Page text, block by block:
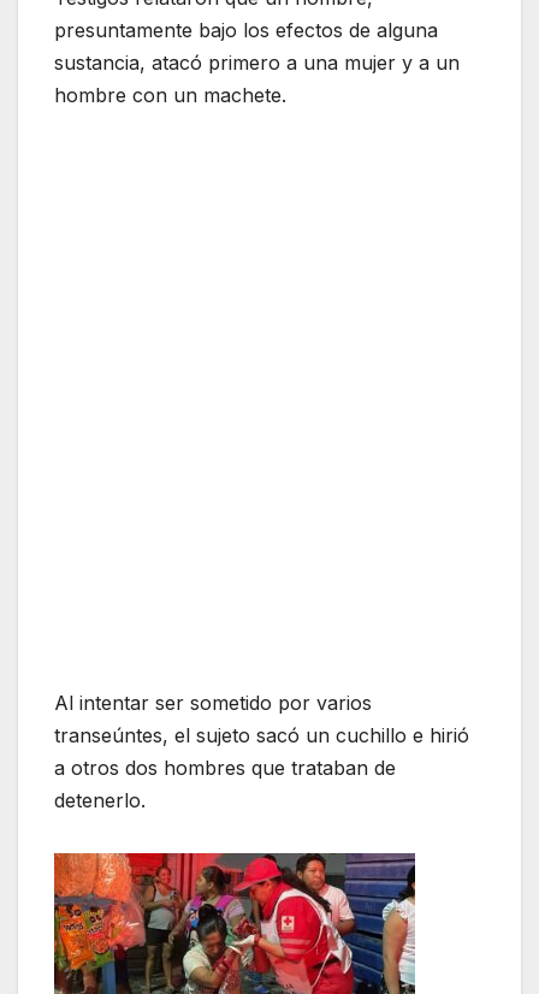
presuntamente bajo los efectos de alguna
sustancia, atacó primero a una mujer y a un
hombre con un machete.
Al intentar ser sometido por varios
transeúntes, el sujeto sacó un cuchillo e hirió
a otros dos hombres que trataban de
detenerlo.